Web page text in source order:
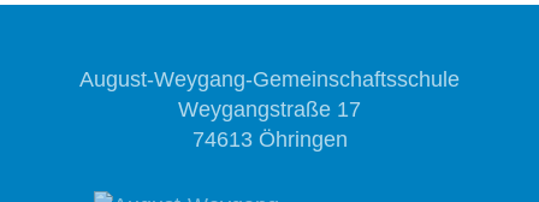
August-Weygang-Gemeinschaftsschule
Weygangstraße 17
74613 Öhringen